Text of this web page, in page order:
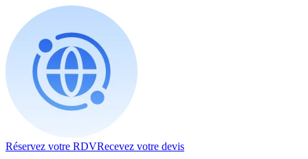
Réservez votre RDVRecevez votre devis